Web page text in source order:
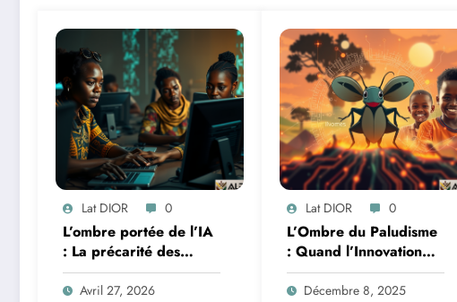
Lat DIOR 0
L’ombre portée de l’IA
: La précarité des
travailleurs du clic en
Afrique face à la
Avril 27, 2026
Lat DIOR 0
L’Ombre du Paludisme
: Quand l’Innovation
Africaine et l’IA
Redéfinissent la Lutte
Décembre 8, 2025